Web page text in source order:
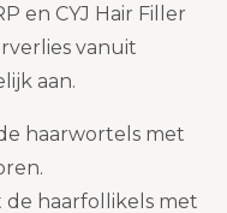
en CYJ Hair Filler
vanuit
aan.
haarwortels met
de haarfollikels met